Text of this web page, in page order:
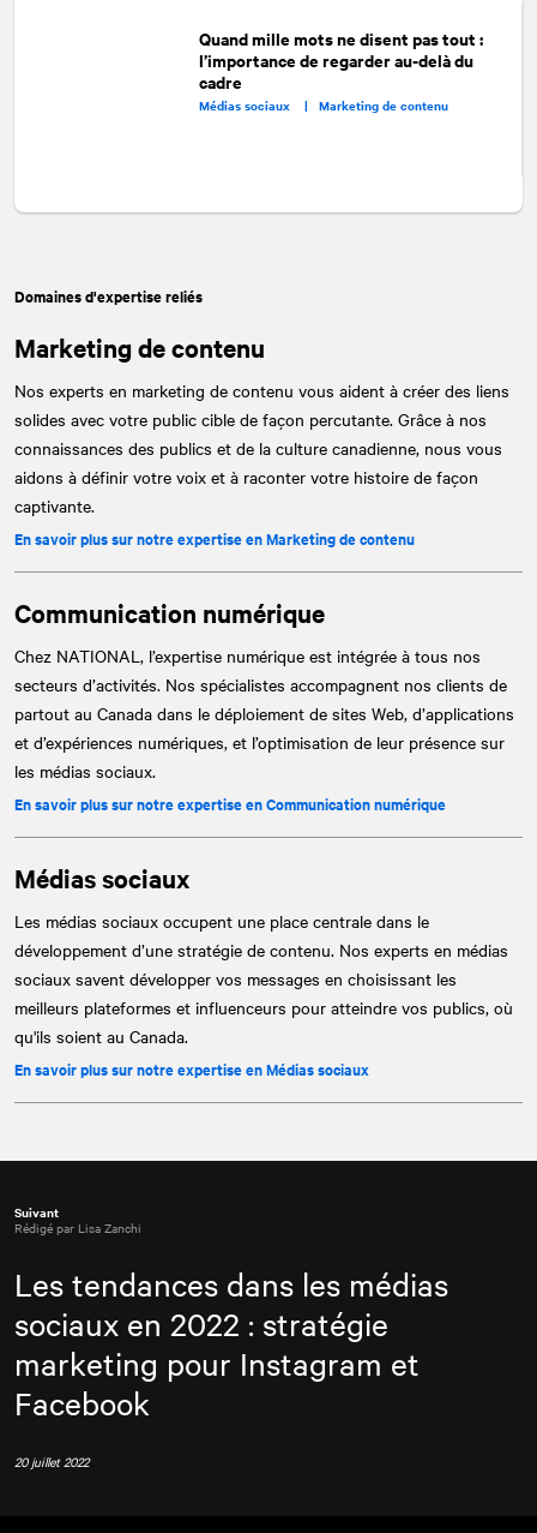
Quand mille mots ne disent pas tout :
l’importance de regarder au-delà du
cadre
Médias sociaux | Marketing de contenu
Domaines d'expertise reliés
Marketing de contenu
Nos experts en marketing de contenu vous aident à créer des liens
solides avec votre public cible de façon percutante. Grâce à nos
connaissances des publics et de la culture canadienne, nous vous
aidons à définir votre voix et à raconter votre histoire de façon
captivante.
En savoir plus sur notre expertise en Marketing de contenu
Communication numérique
Chez NATIONAL, l’expertise numérique est intégrée à tous nos
secteurs d’activités. Nos spécialistes accompagnent nos clients de
partout au Canada dans le déploiement de sites Web, d’applications
et d’expériences numériques, et l’optimisation de leur présence sur
les médias sociaux.
En savoir plus sur notre expertise en Communication numérique
Médias sociaux
Les médias sociaux occupent une place centrale dans le
développement d’une stratégie de contenu. Nos experts en médias
sociaux savent développer vos messages en choisissant les
meilleurs plateformes et influenceurs pour atteindre vos publics, où
qu'ils soient au Canada.
En savoir plus sur notre expertise en Médias sociaux
Suivant
Rédigé par Lisa Zanchi
Les tendances dans les médias
sociaux en 2022 : stratégie
marketing pour Instagram et
Facebook
20 juillet 2022